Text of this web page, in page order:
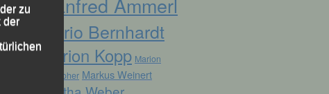
Mario Bernhardt
Marion Kopp Marion
Krautloher Markus Weinert
zu
der